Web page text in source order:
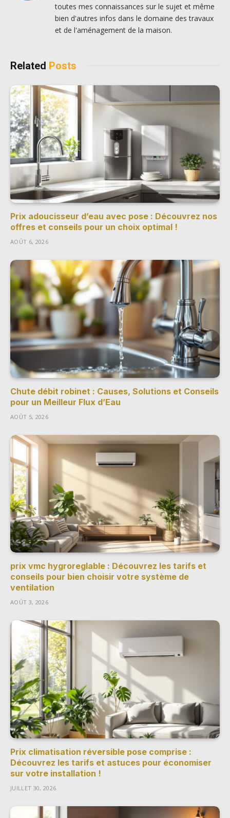
toutes mes connaissances sur le sujet et même
bien d'autres infos dans le domaine des travaux
et de l'aménagement de la maison.
Related Posts
Prix adoucisseur d’eau avec pose : Découvrez nos
offres et conseils pour un choix optimal !
AOÛT 6, 2026
Chute débit robinet : Causes, Solutions et Conseils
pour un Meilleur Flux d’Eau
AOÛT 5, 2026
prix vmc hygroreglable : Découvrez les tarifs et
conseils pour bien choisir votre système de
ventilation
AOÛT 3, 2026
Prix climatisation réversible pose comprise :
Découvrez les tarifs et astuces pour économiser
sur votre installation !
JUILLET 30, 2026